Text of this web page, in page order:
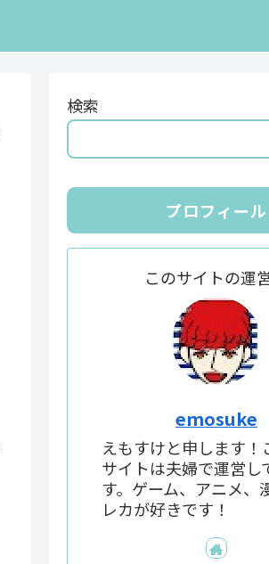
検索
プロフィール
このサイトの運
emosuke
えもすけと申します！
サイトは夫婦で運営し
す。ゲーム、アニメ、
レカが好きです！